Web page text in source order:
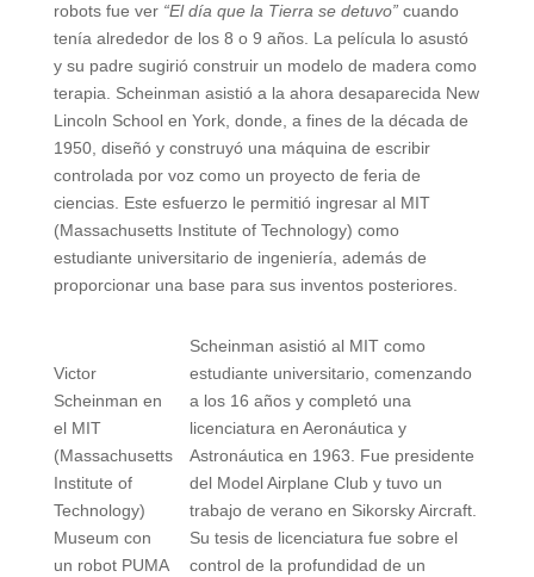
robots fue ver “El día que la Tierra se detuvo”cuando
tenía alrededor de los 8 o 9 años. La película lo asustó
y su padre sugirió construir un modelo de madera como
terapia. Scheinman asistió a la ahora desaparecida New
Lincoln School en York, donde, a fines de la década de
1950, diseñó y construyó una máquina de escribir
controlada por voz como un proyecto de feria de
ciencias. Este esfuerzo le permitió ingresar al MIT
(Massachusetts Institute of Technology) como
estudiante universitario de ingeniería, además de
proporcionar una base para sus inventos posteriores.
Victor
Scheinman en
el MIT
(Massachusetts
Institute of
Technology)
Museum con
un robot PUMA
Scheinman asistió al MIT como
estudiante universitario, comenzando
a los 16 años y completó una
licenciatura en Aeronáutica y
Astronáutica en 1963. Fue presidente
del Model Airplane Club y tuvo un
trabajo de verano en Sikorsky Aircraft.
Su tesis de licenciatura fue sobre el
control de la profundidad de un